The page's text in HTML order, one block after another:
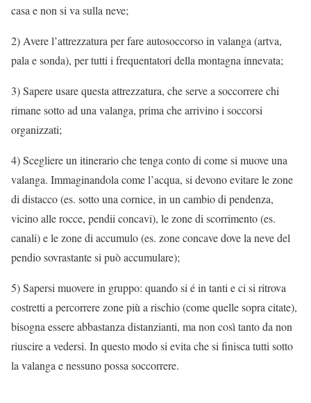
casa e non si va sulla neve;
2) Avere l’attrezzatura per fare autosoccorso in valanga (artva,
pala e sonda), per tutti i frequentatori della montagna innevata;
3) Sapere usare questa attrezzatura, che serve a soccorrere chi
rimane sotto ad una valanga, prima che arrivino i soccorsi
organizzati;
4) Scegliere un itinerario che tenga conto di come si muove una
valanga. Immaginandola come l’acqua, si devono evitare le zone
di distacco (es. sotto una cornice, in un cambio di pendenza,
vicino alle rocce, pendii concavi), le zone di scorrimento (es.
canali) e le zone di accumulo (es. zone concave dove la neve del
pendio sovrastante si può accumulare);
5) Sapersi muovere in gruppo: quando si é in tanti e ci si ritrova
costretti a percorrere zone più a rischio (come quelle sopra citate),
bisogna essere abbastanza distanzianti, ma non così tanto da non
riuscire a vedersi. In questo modo si evita che si finisca tutti sotto
la valanga e nessuno possa soccorrere.